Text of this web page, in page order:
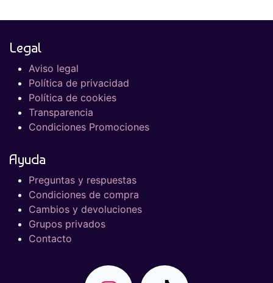
Legal
Aviso legal
Política de privacidad
Política de cookies
Transparencia
Condiciones Promociones
Ayuda
Preguntas y respuestas
Condiciones de compra
Cambios y devoluciones
Grupos privados
Contacto